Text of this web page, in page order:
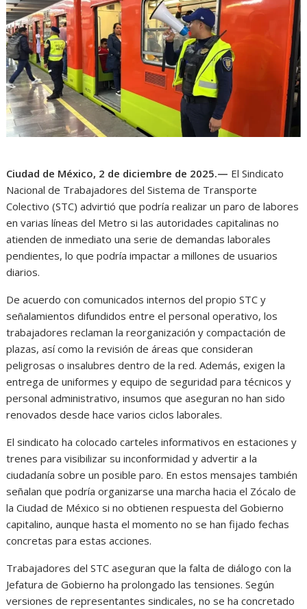
Ciudad de México, 2 de diciembre de 2025.— El Sindicato
Nacional de Trabajadores del Sistema de Transporte
Colectivo (STC) advirtió que podría realizar un paro de labores
en varias líneas del Metro si las autoridades capitalinas no
atienden de inmediato una serie de demandas laborales
pendientes, lo que podría impactar a millones de usuarios
diarios.
De acuerdo con comunicados internos del propio STC y
señalamientos difundidos entre el personal operativo, los
trabajadores reclaman la reorganización y compactación de
plazas, así como la revisión de áreas que consideran
peligrosas o insalubres dentro de la red. Además, exigen la
entrega de uniformes y equipo de seguridad para técnicos y
personal administrativo, insumos que aseguran no han sido
renovados desde hace varios ciclos laborales.
El sindicato ha colocado carteles informativos en estaciones y
trenes para visibilizar su inconformidad y advertir a la
ciudadanía sobre un posible paro. En estos mensajes también
señalan que podría organizarse una marcha hacia el Zócalo de
la Ciudad de México si no obtienen respuesta del Gobierno
capitalino, aunque hasta el momento no se han fijado fechas
concretas para estas acciones.
Trabajadores del STC aseguran que la falta de diálogo con la
Jefatura de Gobierno ha prolongado las tensiones. Según
versiones de representantes sindicales, no se ha concretado